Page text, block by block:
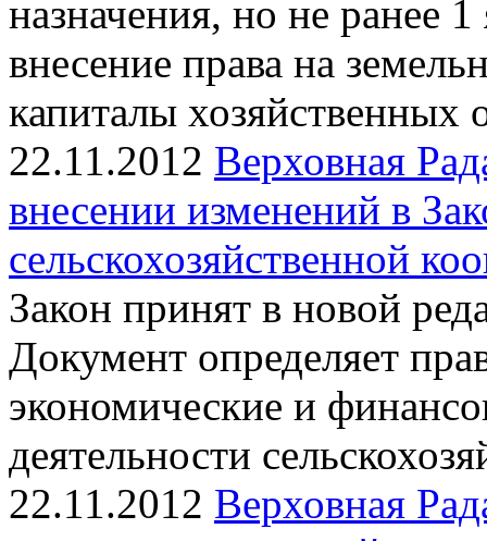
назначения, но не ранее
внесение права на
капиталы хозяйственных
22.11.2012 Верховная
внесении изменений в
сельскохозяйственной
Закон принят в новой
Документ определяет
экономические и
деятельности
22.11.2012 Верховная